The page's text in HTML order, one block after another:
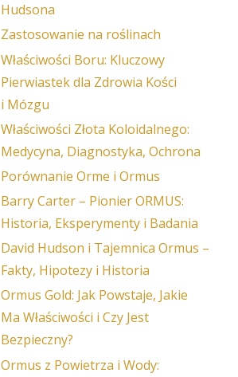
Hudsona
Zastosowanie na roślinach
Właściwości Boru: Kluczowy
Pierwiastek dla Zdrowia Kości
i Mózgu
Właściwości Złota Koloidalnego:
Medycyna, Diagnostyka, Ochrona
Porównanie Orme i Ormus
Barry Carter – Pionier ORMUS:
Historia, Eksperymenty i Badania
David Hudson i Tajemnica Ormus –
Fakty, Hipotezy i Historia
Ormus Gold: Jak Powstaje, Jakie
Ma Właściwości i Czy Jest
Bezpieczny?
Ormus z Powietrza i Wody: